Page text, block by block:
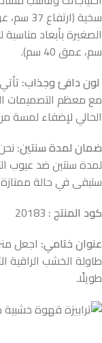
سم، عمق 40 سم).
لون دافئ وجذاب:
مع معظم التصميمات
الحالي لإضفاء لمسة
ضمان لمدة سنتين:
لمدة سنتين ضد عيوب
ستبقى في حالة
كود المنتج : 20183
عنوان ختامي: اجعل
طاولة الخشب الراقية
طويلًا.